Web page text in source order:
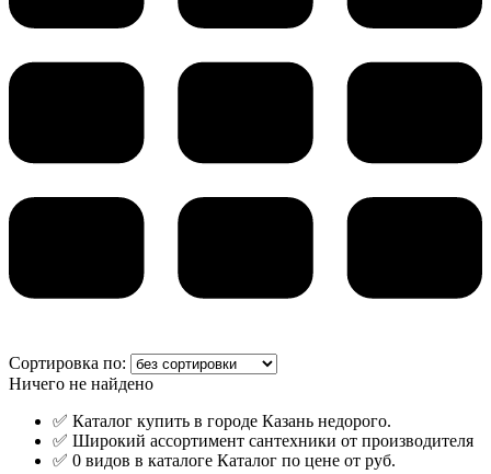
Сортировка по:
Ничего не найдено
✅ Каталог купить в городе Казань недорого.
✅ Широкий ассортимент сантехники от производителя
✅ 0 видов в каталоге Каталог по цене от руб.